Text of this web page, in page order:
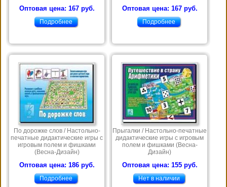
Оптовая цена: 167 руб.
Подробнее
Оптовая цена: 167 руб.
Подробнее
По дорожке слов / Настольно-
печатные дидактические игры с
игровым полем и фишками
(Весна-Дизайн)
Оптовая цена: 186 руб.
Подробнее
Прыгалки / Настольно-печатные
дидактические игры с игровым
полем и фишками (Весна-
Дизайн)
Оптовая цена: 155 руб.
Нет в наличии